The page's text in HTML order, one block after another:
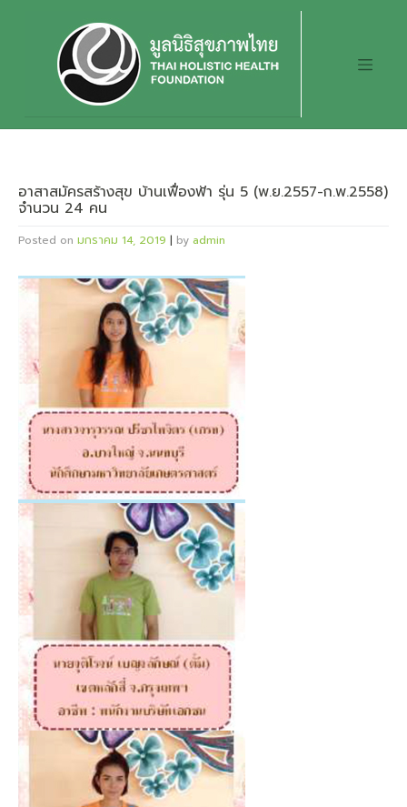
อาสาสมัครสร้างสุข บ้านเฟื่องฟ้า รุ่น 5 (พ.ย.2557-ก.พ.2558)
จำนวน 24 คน
Posted on มกราคม 14, 2019 | by admin